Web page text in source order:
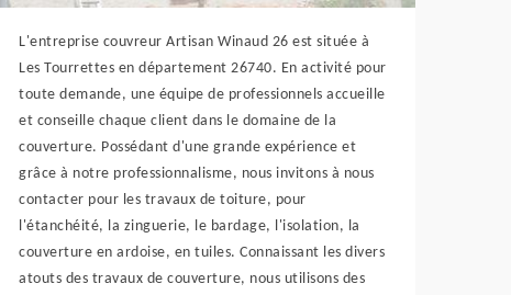
L'entreprise couvreur Artisan Winaud 26 est située à
Les Tourrettes en département 26740. En activité pour
toute demande, une équipe de professionnels accueille
et conseille chaque client dans le domaine de la
couverture. Possédant d'une grande expérience et
grâce à notre professionnalisme, nous invitons à nous
contacter pour les travaux de toiture, pour
l'étanchéité, la zinguerie, le bardage, l'isolation, la
couverture en ardoise, en tuiles. Connaissant les divers
atouts des travaux de couverture, nous utilisons des